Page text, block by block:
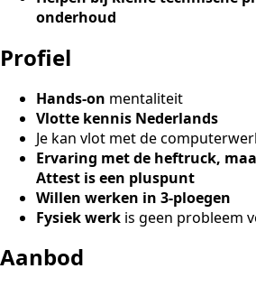
onderhoud
Profiel
Hands-on mentaliteit
Vlotte kennis Nederlands
Je kan vlot met de
Ervaring met de heftruck,
Attest is een pluspunt
Willen werken in 3-ploegen
Fysiek werk is geen probleem
Aanbod